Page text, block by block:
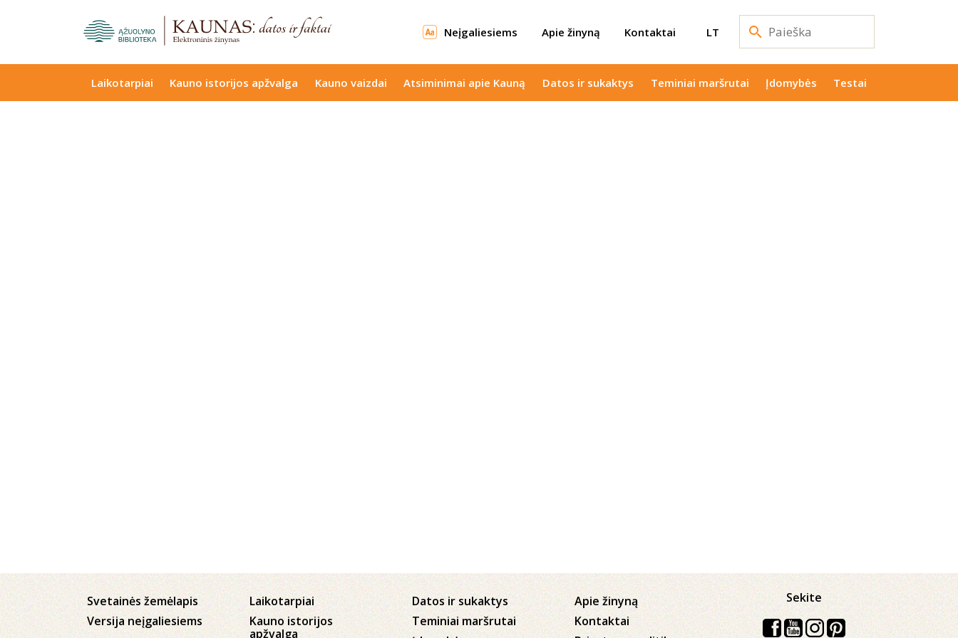
Neįgaliesiems Apie žinyną Kontaktai LT
Laikotarpiai Kauno istorijos apžvalga Kauno vaizdai Atsiminimai apie Kauną Datos ir sukaktys Teminiai maršrutai Įdomybės Testai
Svetainės žemėlapis
Versija neįgaliesiems
Laikotarpiai
Kauno istorijos
apžvalga
Datos ir sukaktys
Teminiai maršrutai
Apie žinyną
Kontaktai
Sekite